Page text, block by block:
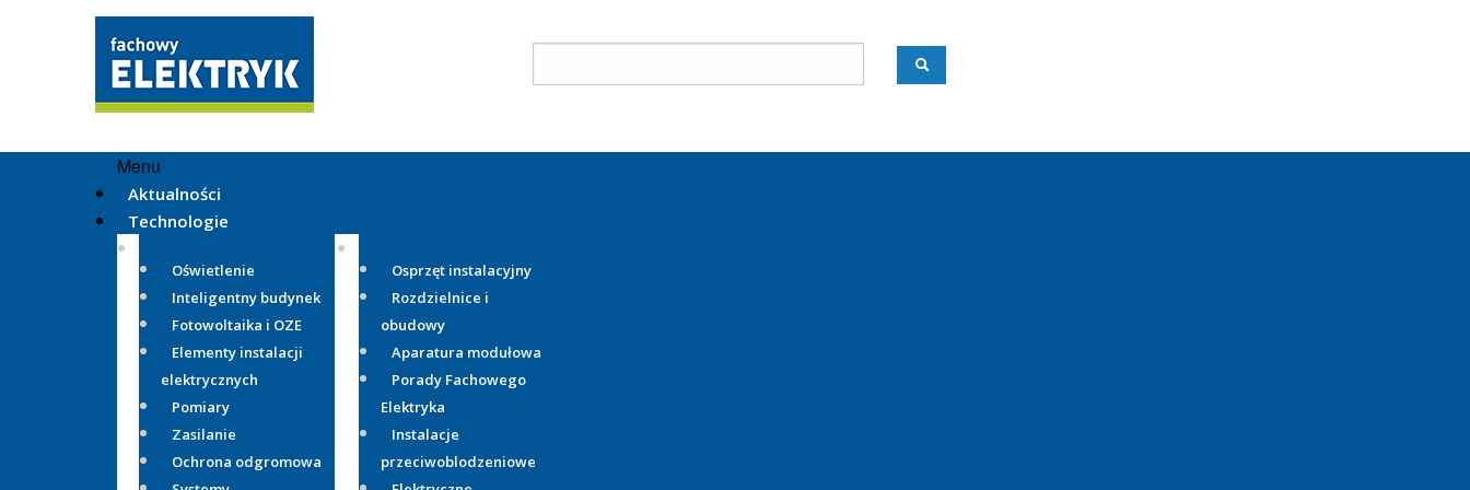
Menu
Aktualności
Technologie
Oświetlenie
Inteligentny budynek
Fotowoltaika i OZE
Elementy instalacji
elektrycznych
Pomiary
Zasilanie
Ochrona odgromowa
Osprzęt instalacyjny
Rozdzielnice i
obudowy
Aparatura modułowa
Porady Fachowego
Elektryka
Instalacje
przeciwoblodzeniowe